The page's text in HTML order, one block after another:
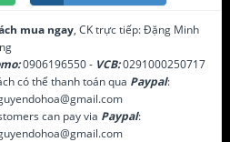
mua ngay, CK trực tiếp: Đặng Minh
0906196550 - VCB:0291000250717
có thể thanh toán qua Paypal:
can pay via Paypal: